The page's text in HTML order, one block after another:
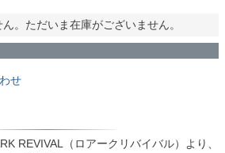
。ただいま在庫がございません。
せ
REVIVAL（ロアークリバイバル）より、